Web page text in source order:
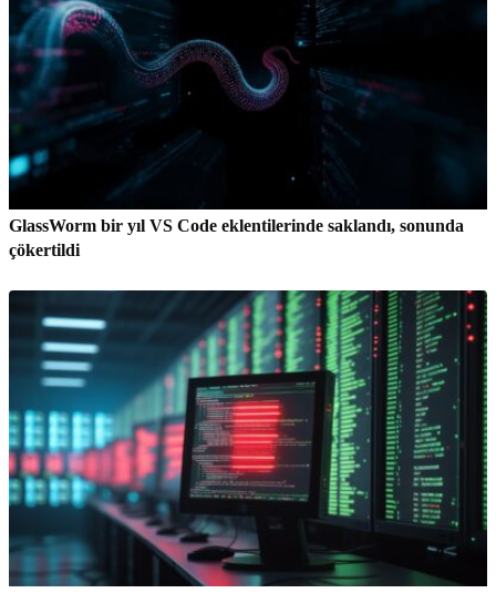
GlassWorm bir yıl VS Code eklentilerinde saklandı, sonunda
çökertildi